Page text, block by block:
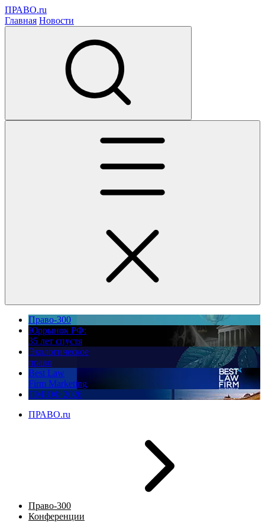
ПРАВО.ru
Главная Новости
Право-300
Юррынок РФ:
35 лет спустя
Экологическое
право
Best Law
Firm Marketing
ПМЮФ 2026
ПРАВО.ru
Право-300
Конференции